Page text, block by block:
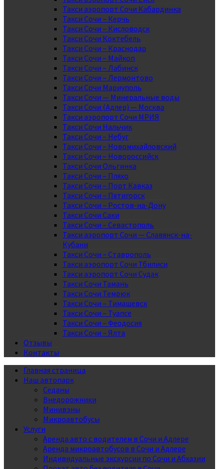
Такси аэропорт Сочи Кабардинка
Такси Сочи – Керчь
Такси Сочи – Кисловодск
Такси Сочи Коктебель
Такси Сочи – Краснодар
Такси Сочи – Майкоп
Такси Сочи – Лабинск
Такси Сочи – Лермонтово
Такси Сочи Мариуполь
Такси Сочи — Минеральные воды
Такси Сочи (Адлер) — Москва
Такси аэропорт Сочи МРИЯ
Такси Сочи Нальчик
Такси Сочи – Небуг
Такси Сочи – Новомихайловский
Такси Сочи – Новороссийск
Такси Сочи Ольгинка
Такси Сочи – Пляхо
Такси Сочи – Порт Кавказ
Такси Сочи – Пятигорск
Такси Сочи – Ростов-на-Дону
Такси Сочи Саки
Такси Сочи – Севастополь
Такси аэропорт Сочи — Славянск-на-
Кубани
Такси Сочи – Ставрополь
Такси аэропорт Сочи Тбилиси
Такси аэропорт Сочи Судак
Такси Сочи Тамань
Такси Сочи Темрюк
Такси Сочи – Тимашевск
Такси Сочи – Туапсе
Такси Сочи – Феодосия
Такси Сочи – Ялта
Отзывы
Контакты
Главная страница
Наш автопарк
Седаны
Внедорожники
Минивэны
Микроавтобусы
Услуги
Аренда авто с водителем в Сочи и Адлере
Аренда микроавтобусов в Сочи и Адлере
Индивидуальные экскурсии по Сочи и Абхазии